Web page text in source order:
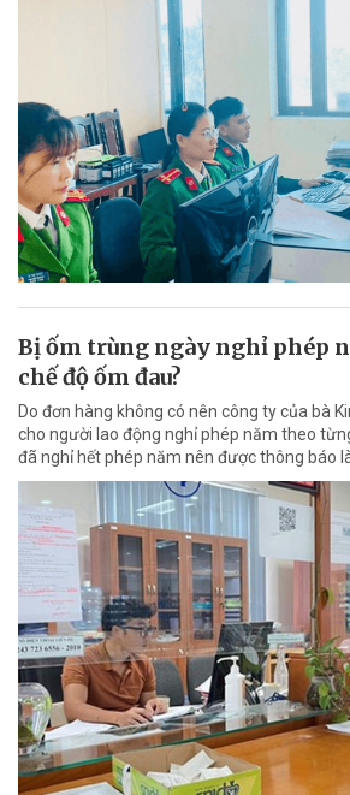
Bị ốm trùng ngày nghỉ phép
chế độ ốm đau?
Do đơn hàng không có nên công ty của bà
cho người lao động nghỉ phép năm theo
đã nghỉ hết phép năm nên được thông báo